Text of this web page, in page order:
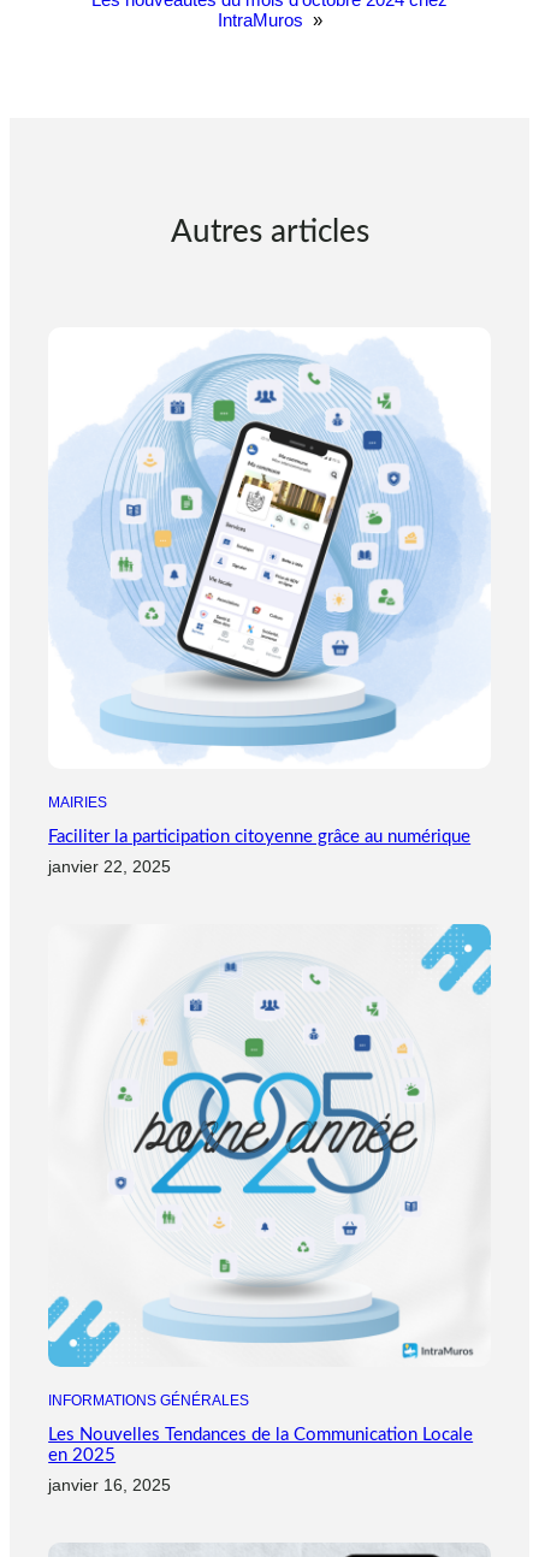
IntraMuros »
Autres articles
MAIRIES
Faciliter la participation citoyenne grâce au numérique
janvier 22, 2025
INFORMATIONS GÉNÉRALES
Les Nouvelles Tendances de la Communication Locale
en 2025
janvier 16, 2025